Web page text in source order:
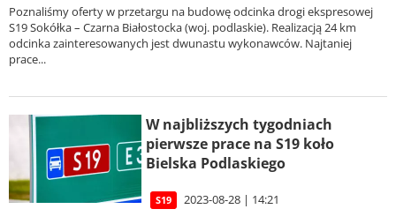
Poznaliśmy oferty w przetargu na budowę odcinka drogi ekspresowej
S19 Sokółka – Czarna Białostocka (woj. podlaskie). Realizacją 24 km
odcinka zainteresowanych jest dwunastu wykonawców. Najtaniej
prace...
W najbliższych tygodniach
pierwsze prace na S19 koło
Bielska Podlaskiego
S19 2023-08-28 | 14:21